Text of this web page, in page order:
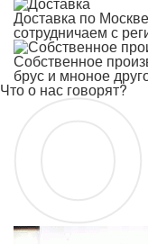
Доставка по
сотрудничаем с
Собственное
брус и мноное
Что о нас говорят?